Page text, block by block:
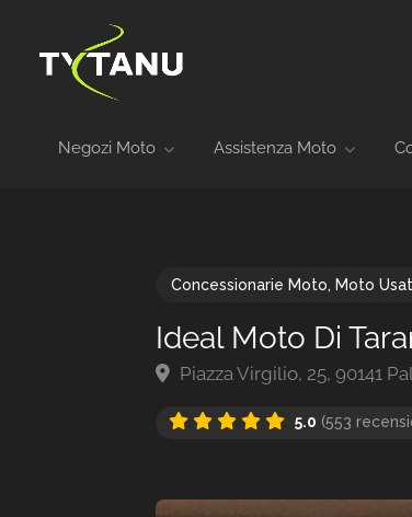
Negozi Moto Assistenza Moto
Concessionarie Moto, Moto
Ideal Moto Di
Piazza Virgilio, 25, 90141
5.0 (553